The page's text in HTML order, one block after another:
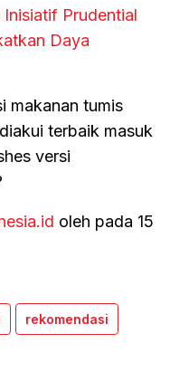
Prudential
Daya
makanan tumis
terbaik masuk
versi
oleh pada 15
rekomendasi